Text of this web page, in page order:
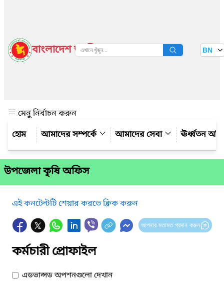
বাংলাদেশ জাতীয় তথ্য বাতায়ন BN
মেনু নির্বাচন করুন
আমাদের সম্পর্কে
আমাদের সেবা ঊর্ধ্বতন
উপজেলা কৃষি অফিস
এই কনটেন্টটি শেয়ার করতে ক্লিক করুন
আপনার মতামত প্রদান করুন
কর্মচারী প্রোফাইল
এডভান্সড অপশনগুলো দেখান